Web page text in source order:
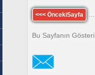
<<< ÖncekiSayfa
Bu Sayfanın